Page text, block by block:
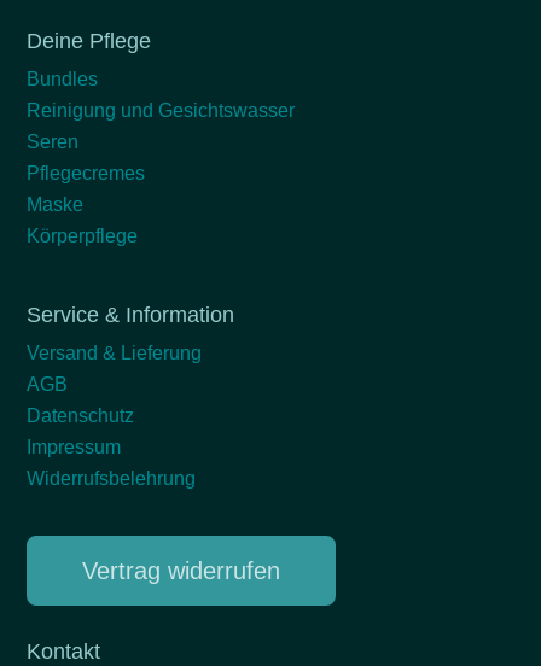
Deine Pflege
Bundles
Reinigung und Gesichtswasser
Seren
Pflegecremes
Maske
Körperpflege
Service & Information
Versand & Lieferung
AGB
Datenschutz
Impressum
Widerrufsbelehrung
Vertrag widerrufen
Kontakt